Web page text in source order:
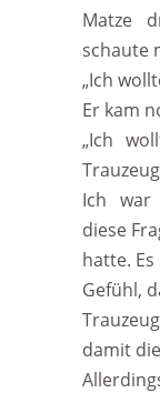
Matze
schaute
„Ich
Er kam
„Ich
Ich war
diese
hatte.
Gefühl,
damit